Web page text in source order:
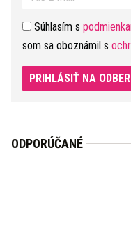
Súhlasím s
som sa oboznámil s
PRIHLÁSIŤ NA
ODPORÚČANÉ